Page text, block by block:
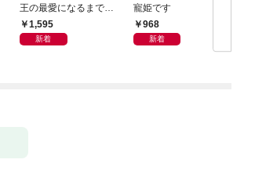
王の最愛になるまで
【イラスト付き】【単
行本書き下ろしSS付
1,595
新着
寵姫です
968
新着